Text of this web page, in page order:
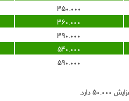
350.000
360.000
390.000
540.000
590.000
دارد.